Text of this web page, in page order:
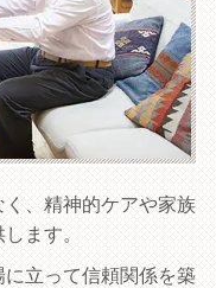
、精神的ケアや家族
ます。
立って信頼関係を築